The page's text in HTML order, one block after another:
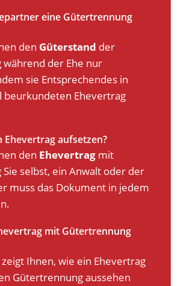
eine Gütertrennung
den Güterstand der
der Ehe nur
sie Entsprechendes in
beurkundeten Ehevertrag
Ehevertrag aufsetzen?
den Ehevertrag mit
selbst, ein Anwalt oder der
muss das Dokument in jedem
mit Gütertrennung
zeigt Ihnen, wie ein Ehevertrag
Gütertrennung aussehen